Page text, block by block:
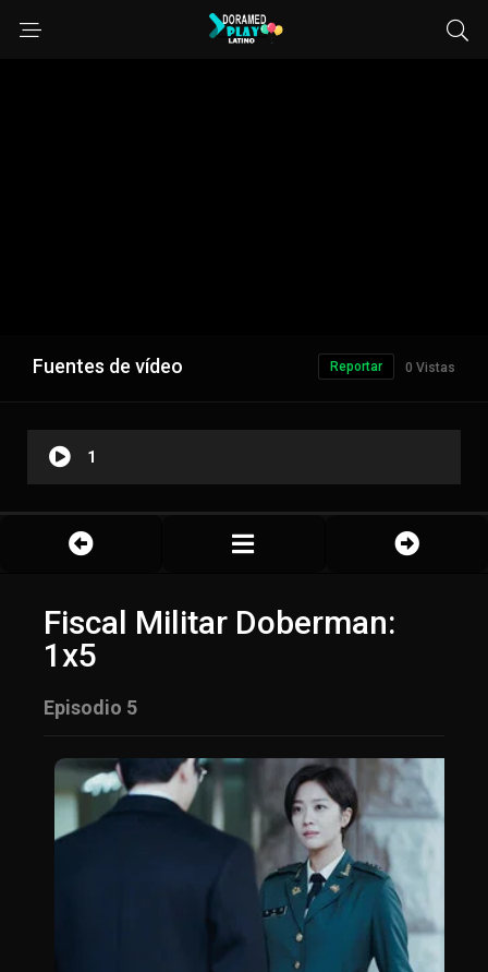
Fuentes de vídeo 0 Vistas
Reportar
1
Fiscal Militar Doberman:
1x5
Episodio 5